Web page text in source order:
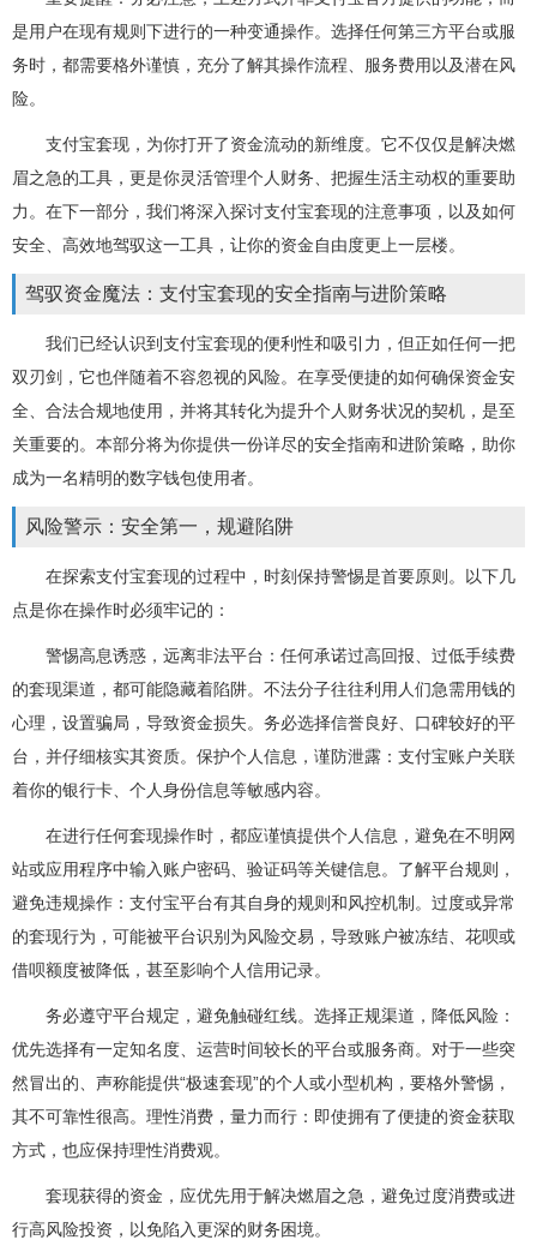
是用户在现有规则下进行的一种变通操作。选择任何第三方平台或服
务时，都需要格外谨慎，充分了解其操作流程、服务费用以及潜在风
险。
支付宝套现，为你打开了资金流动的新维度。它不仅仅是解决燃
眉之急的工具，更是你灵活管理个人财务、把握生活主动权的重要助
力。在下一部分，我们将深入探讨支付宝套现的注意事项，以及如何
安全、高效地驾驭这一工具，让你的资金自由度更上一层楼。
驾驭资金魔法：支付宝套现的安全指南与进阶策略
我们已经认识到支付宝套现的便利性和吸引力，但正如任何一把
双刃剑，它也伴随着不容忽视的风险。在享受便捷的如何确保资金安
全、合法合规地使用，并将其转化为提升个人财务状况的契机，是至
关重要的。本部分将为你提供一份详尽的安全指南和进阶策略，助你
成为一名精明的数字钱包使用者。
风险警示：安全第一，规避陷阱
在探索支付宝套现的过程中，时刻保持警惕是首要原则。以下几
点是你在操作时必须牢记的：
警惕高息诱惑，远离非法平台：任何承诺过高回报、过低手续费
的套现渠道，都可能隐藏着陷阱。不法分子往往利用人们急需用钱的
心理，设置骗局，导致资金损失。务必选择信誉良好、口碑较好的平
台，并仔细核实其资质。保护个人信息，谨防泄露：支付宝账户关联
着你的银行卡、个人身份信息等敏感内容。
在进行任何套现操作时，都应谨慎提供个人信息，避免在不明网
站或应用程序中输入账户密码、验证码等关键信息。了解平台规则，
避免违规操作：支付宝平台有其自身的规则和风控机制。过度或异常
的套现行为，可能被平台识别为风险交易，导致账户被冻结、花呗或
借呗额度被降低，甚至影响个人信用记录。
务必遵守平台规定，避免触碰红线。选择正规渠道，降低风险：
优先选择有一定知名度、运营时间较长的平台或服务商。对于一些突
然冒出的、声称能提供“极速套现”的个人或小型机构，要格外警惕，
其不可靠性很高。理性消费，量力而行：即使拥有了便捷的资金获取
方式，也应保持理性消费观。
套现获得的资金，应优先用于解决燃眉之急，避免过度消费或进
行高风险投资，以免陷入更深的财务困境。